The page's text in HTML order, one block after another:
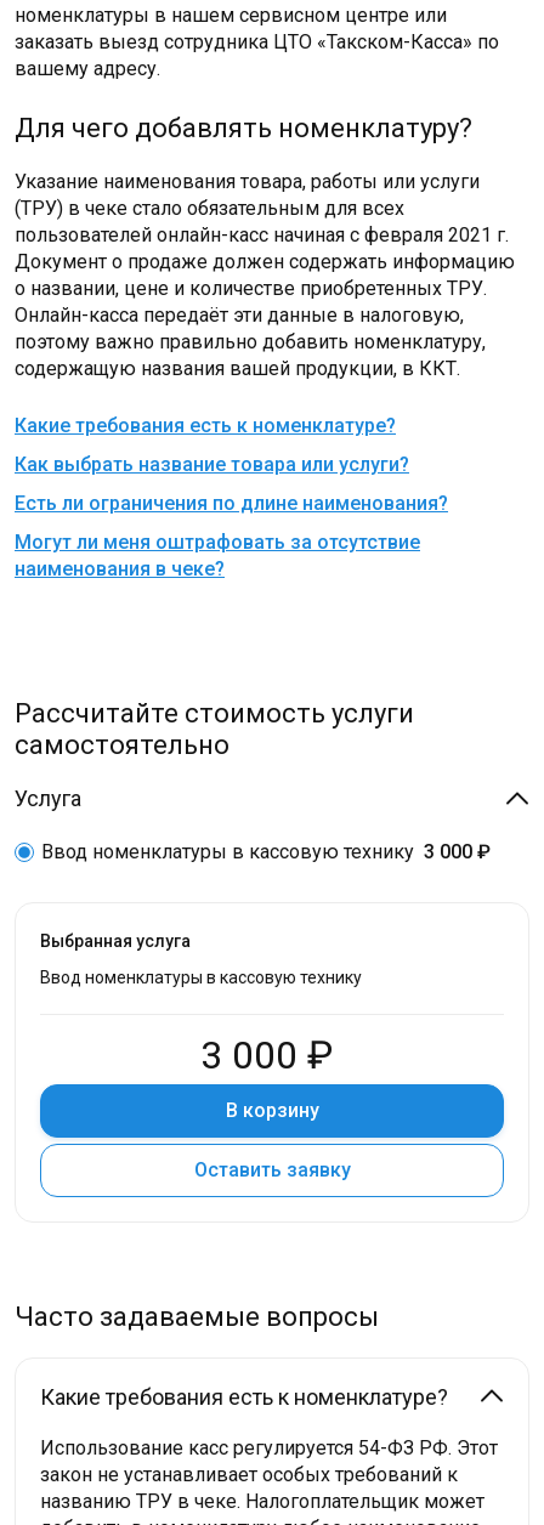
номенклатуры в нашем сервисном центре или
заказать выезд сотрудника ЦТО «Такском-Касса» по
вашему адресу.
Для чего добавлять номенклатуру?
Указание наименования товара, работы или услуги
(ТРУ) в чеке стало обязательным для всех
пользователей онлайн-касс начиная с февраля 2021 г.
Документ о продаже должен содержать информацию
о названии, цене и количестве приобретенных ТРУ.
Онлайн-касса передаёт эти данные в налоговую,
поэтому важно правильно добавить номенклатуру,
содержащую названия вашей продукции, в ККТ.
Какие требования есть к номенклатуре?
Как выбрать название товара или услуги?
Есть ли ограничения по длине наименования?
Могут ли меня оштрафовать за отсутствие
наименования в чеке?
Рассчитайте стоимость услуги
самостоятельно
Услуга
Ввод номенклатуры в кассовую технику 3 000 ₽
Выбранная услуга
Ввод номенклатуры в кассовую технику
3 000 ₽
В корзину
Оставить заявку
Часто задаваемые вопросы
Какие требования есть к номенклатуре?
Использование касс регулируется 54-ФЗ РФ. Этот
закон не устанавливает особых требований к
названию ТРУ в чеке. Налогоплательщик может